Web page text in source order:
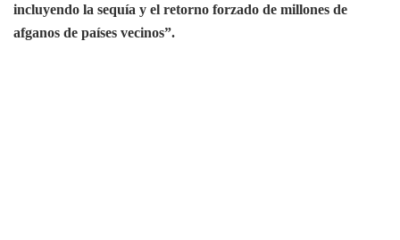
incluyendo la sequía y el retorno forzado de millones de
afganos de países vecinos”.